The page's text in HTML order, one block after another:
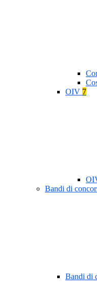
OIV 7
Bandi di
Bandi di